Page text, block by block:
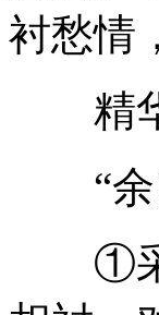
衬愁情
精华
“余
①采